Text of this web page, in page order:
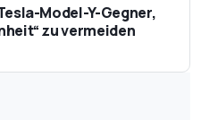
Model-Y-Gegner,
zu vermeiden